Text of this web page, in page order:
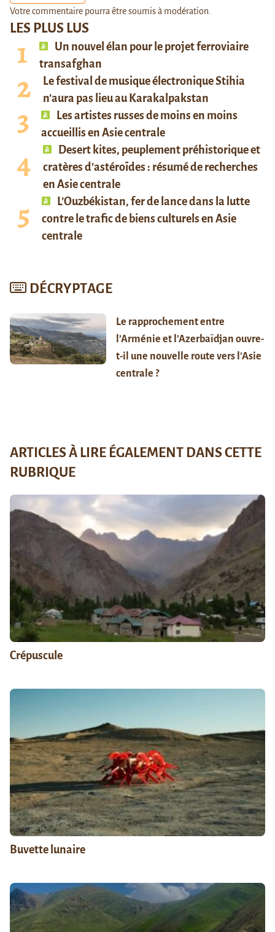
LES PLUS LUS
Un nouvel élan pour le projet ferroviaire
transafghan
Le festival de musique électronique Stihia
n’aura pas lieu au Karakalpakstan
Les artistes russes de moins en moins
accueillis en Asie centrale
Desert kites, peuplement préhistorique et
cratères d’astéroïdes : résumé de recherches
en Asie centrale
L’Ouzbékistan, fer de lance dans la lutte
contre le trafic de biens culturels en Asie
centrale
DÉCRYPTAGE
Le rapprochement entre
l’Arménie et l’Azerbaïdjan ouvre-
t-il une nouvelle route vers l’Asie
centrale ?
Votre commentaire pourra être soumis à modération.
ARTICLES À LIRE ÉGALEMENT DANS CETTE
RUBRIQUE
Crépuscule
Buvette lunaire